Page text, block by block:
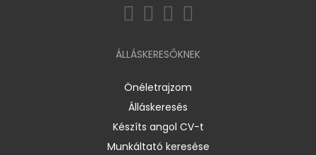
ÁLLÁSKERESŐKNEK
Önéletrajzom
Álláskeresés
Készíts angol CV-t
Munkáltató keresése